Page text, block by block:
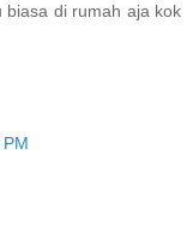
biasa di rumah aja kok